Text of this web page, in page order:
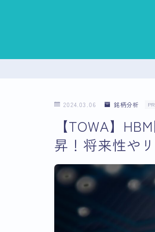
2024.03.06 銘柄分析 PR
【TOWA】
昇！将来性や